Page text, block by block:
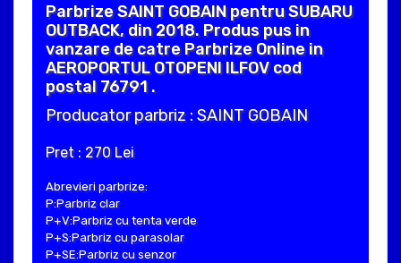
Parbrize SAINT GOBAIN pentru SUBARU
OUTBACK, din 2018. Produs pus in
vanzare de catre Parbrize Online in
AEROPORTUL OTOPENI ILFOV cod
postal 76791 .
Producator parbriz : SAINT GOBAIN
Pret : 270 Lei
Abrevieri parbrize:
P:Parbriz clar
P+V:Parbriz cu tenta verde
P+S:Parbriz cu parasolar
P+SE:Parbriz cu senzor